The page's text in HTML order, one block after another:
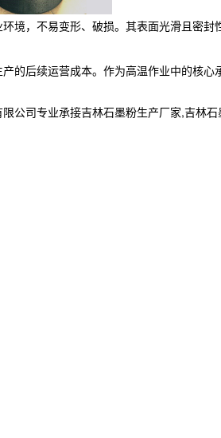
境，不易变形、破损。其表面光滑且密
后续运营成本。作为高温作业中的核
公司专业承接吉林石墨粉生产厂家,吉林